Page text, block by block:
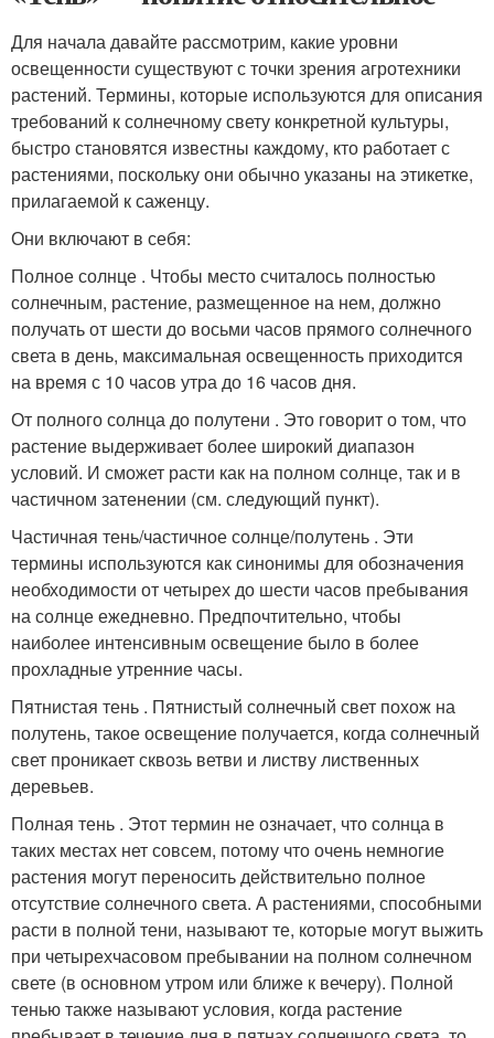
Для начала давайте рассмотрим, какие уровни
освещенности существуют с точки зрения агротехники
растений. Термины, которые используются для описания
требований к солнечному свету конкретной культуры,
быстро становятся известны каждому, кто работает с
растениями, поскольку они обычно указаны на этикетке,
прилагаемой к саженцу.
Они включают в себя:
Полное солнце . Чтобы место считалось полностью
солнечным, растение, размещенное на нем, должно
получать от шести до восьми часов прямого солнечного
света в день, максимальная освещенность приходится
на время с 10 часов утра до 16 часов дня.
От полного солнца до полутени . Это говорит о том, что
растение выдерживает более широкий диапазон
условий. И сможет расти как на полном солнце, так и в
частичном затенении (см. следующий пункт).
Частичная тень/частичное солнце/полутень . Эти
термины используются как синонимы для обозначения
необходимости от четырех до шести часов пребывания
на солнце ежедневно. Предпочтительно, чтобы
наиболее интенсивным освещение было в более
прохладные утренние часы.
Пятнистая тень . Пятнистый солнечный свет похож на
полутень, такое освещение получается, когда солнечный
свет проникает сквозь ветви и листву лиственных
деревьев.
Полная тень . Этот термин не означает, что солнца в
таких местах нет совсем, потому что очень немногие
растения могут переносить действительно полное
отсутствие солнечного света. А растениями, способными
расти в полной тени, называют те, которые могут выжить
при четырехчасовом пребывании на полном солнечном
свете (в основном утром или ближе к вечеру). Полной
тенью также называют условия, когда растение